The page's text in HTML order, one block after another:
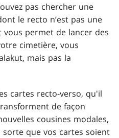
pas chercher une
le recto n’est pas une
permet de lancer des
cimetière, vous
mais pas la
cartes recto-verso, qu'il
de façon
cousines modales,
que vos cartes soient